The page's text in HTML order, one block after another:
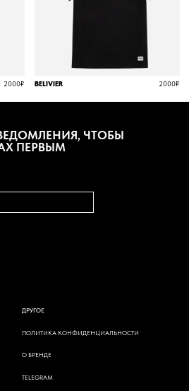
2000₽ BELIVIER 2000₽
ПОЛИТИКА КОНФИДЕНЦИАЛЬНОСТИ
ЧТОБЫ
ПЕРВЫМ
TELEGRAM
ДРУГОЕ
О БРЕНДЕ